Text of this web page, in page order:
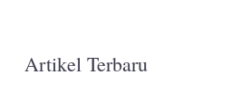
Artikel Terbaru